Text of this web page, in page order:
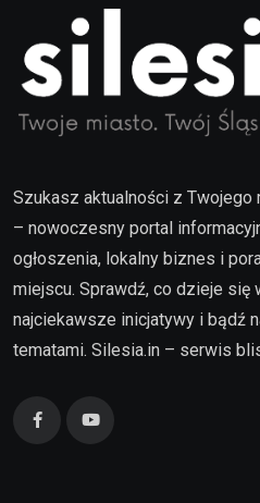
Szukasz aktualności z Twojego
– nowoczesny portal
ogłoszenia, lokalny biznes i
miejscu. Sprawdź, co dzieje się
najciekawsze inicjatywy i bądź
tematami. Silesia.in – serwis